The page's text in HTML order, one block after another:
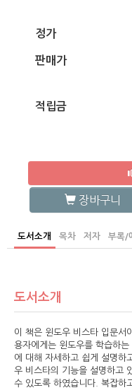
정가
판매가
적립금
장바구니
도서소개 목차 저자 부록/
도서소개
이 책은 윈도우 비스타 입문서
용자에게는 윈도우를 학습하
에 대해 자세하고 쉽게 설명하
우 비스타의 기능을 설명하고
수 있도록 하였습니다. 복잡하